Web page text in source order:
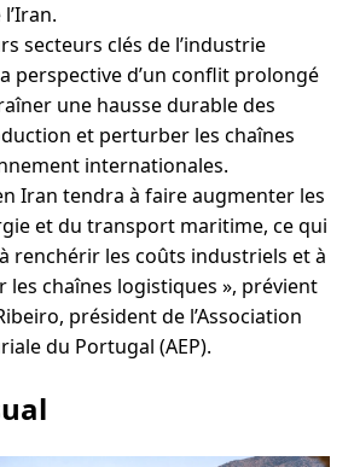
secteurs clés de l’industrie
perspective d’un conflit prolongé
une hausse durable des
et perturber les chaînes
internationales.
Iran tendra à faire augmenter les
et du transport maritime, ce qui
renchérir les coûts industriels et à
les chaînes logistiques », prévient
président de l’Association
du Portugal (AEP).